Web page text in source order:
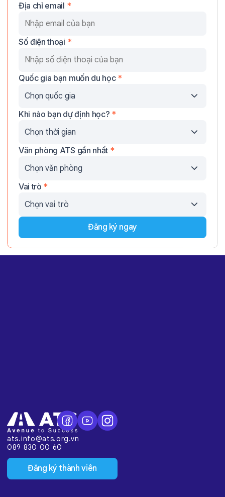
Địa chỉ email *
Số điện thoại *
Quốc gia bạn muốn du học *
Khi nào bạn dự định học? *
Văn phòng ATS gần nhất *
Vai trò *
Đăng ký ngay
ats.info@ats.org.vn
089 830 00 60
Đăng ký thành viên